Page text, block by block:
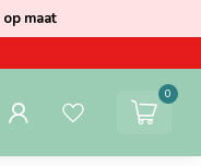
maat
0